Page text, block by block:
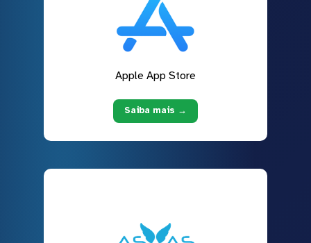
Apple App Store
Saiba mais →